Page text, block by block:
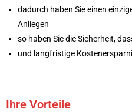
dadurch haben Sie einen
Anliegen
so haben Sie die Sicherheit,
und langfristige
Ihre Vorteile